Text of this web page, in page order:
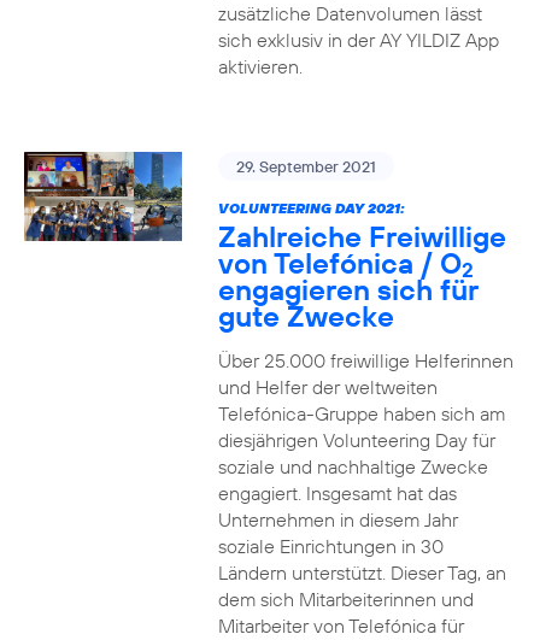
zusätzliche Datenvolumen lässt
sich exklusiv in der AY YILDIZ App
aktivieren.
29. September 2021
VOLUNTEERING DAY 2021:
Zahlreiche Freiwillige
von Telefónica / O2
engagieren sich für
gute Zwecke
Über 25.000 freiwillige Helferinnen
und Helfer der weltweiten
Telefónica-Gruppe haben sich am
diesjährigen Volunteering Day für
soziale und nachhaltige Zwecke
engagiert. Insgesamt hat das
Unternehmen in diesem Jahr
soziale Einrichtungen in 30
Ländern unterstützt. Dieser Tag, an
dem sich Mitarbeiterinnen und
Mitarbeiter von Telefónica für